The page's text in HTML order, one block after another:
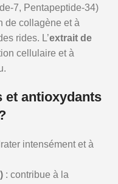
7, Pentapeptide-34)
de collagène et à
rides. L’extrait de
cellulaire et à
et antioxydants
intensément et à
: contribue à la